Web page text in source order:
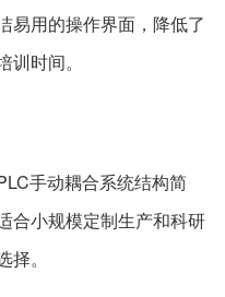
易用的操作界面，降低了
时间。
手动耦合系统结构简
合小规模定制生产和科研
。